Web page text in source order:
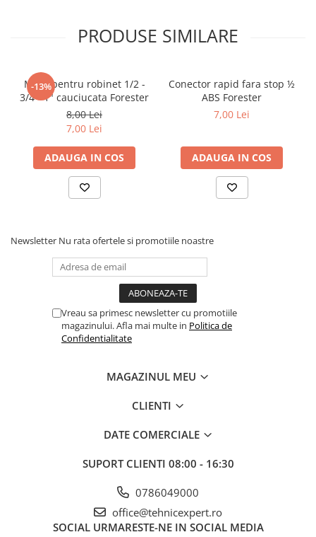
PRODUSE SIMILARE
-13%
Mufa pentru robinet 1/2 -
3/4 - 1" cauciucata Forester
8,00 Lei
7,00 Lei
ADAUGA IN COS
Conector rapid fara stop ½
ABS Forester
7,00 Lei
ADAUGA IN COS
Newsletter Nu rata ofertele si promotiile noastre
Vreau sa primesc newsletter cu promotiile
magazinului. Afla mai multe in Politica de
Confidentialitate
MAGAZINUL MEU
CLIENTI
DATE COMERCIALE
SUPORT CLIENTI 08:00 - 16:30
0786049000
office@tehnicexpert.ro
SOCIAL URMARESTE-NE IN SOCIAL MEDIA